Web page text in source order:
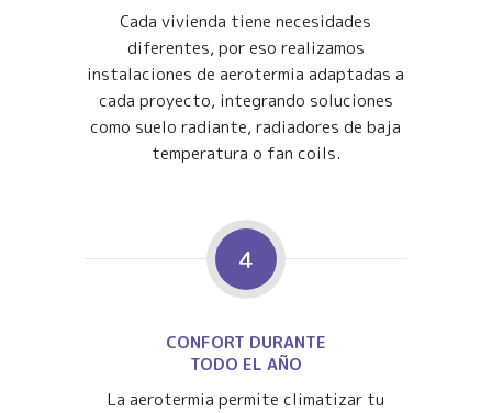
Cada vivienda tiene necesidades
diferentes, por eso realizamos
instalaciones de aerotermia adaptadas a
cada proyecto, integrando soluciones
como suelo radiante, radiadores de baja
temperatura o fan coils.
4
CONFORT DURANTE
TODO EL AÑO
La aerotermia permite climatizar tu